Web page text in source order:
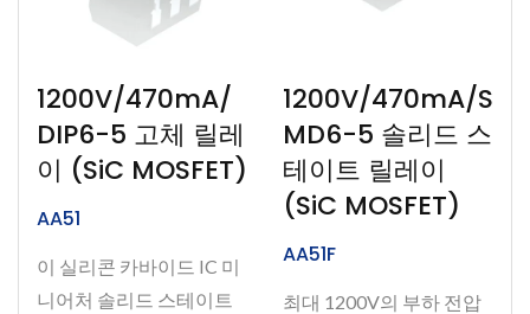
1200V/470mA/
DIP6-5 고체 릴레
이 (SiC MOSFET)
AA51
이 실리콘 카바이드 IC 미
니어처 솔리드 스테이트
1200V/470mA/S
MD6-5 솔리드 스
테이트 릴레이
(SiC MOSFET)
AA51F
최대 1200V의 부하 전압